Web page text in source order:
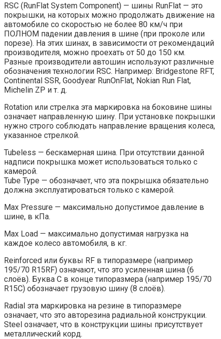
RSC (RunFlat System Component) — шины RunFlat — это
покрышки, на которых можно продолжать движение на
автомобиле со скоростью не более 80 км/ч при
ПОЛНОМ падении давления в шине (при проколе или
порезе). На этих шинах, в зависимости от рекомендаций
производителя, можно проехать от 50 до 150 км.
Разные производители автошин используют различные
обозначения технологии RSC. Например: Bridgestone RFT,
Continental SSR, Goodyear RunOnFlat, Nokian Run Flat,
Michelin ZP и т. д.
Rotation или стрелка эта маркировка на боковине шины
означает направленную шину. При установке покрышки
нужно строго соблюдать направление вращения колеса,
указанное стрелкой.
Tubeless — бескамерная шина. При отсутствии данной
надписи покрышка может использоваться только с
камерой.
Tube Type — обозначает, что эта покрышка обязательно
должна эксплуатироваться только с камерой.
Max Pressure — максимально допустимое давление в
шине, в кПа.
Max Load — максимально допустимая нагрузка на
каждое колесо автомобиля, в кг.
Reinforced или буквы RF в типоразмере (например
195/70 R15RF) означают, что это усиленная шина (6
слоёв). Буква С в конце типоразмера (например 195/70
R15C) обозначает грузовую шину (8 слоёв).
Radial эта маркировка на резине в типоразмере
означает, что это авторезина радиальной конструкции.
Steel означает, что в конструкции шины присутствует
металлический корд.